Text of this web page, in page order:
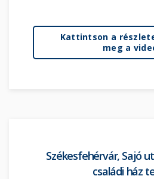
Kattintson a
meg a
Székesfehérvár, Sajó
családi ház